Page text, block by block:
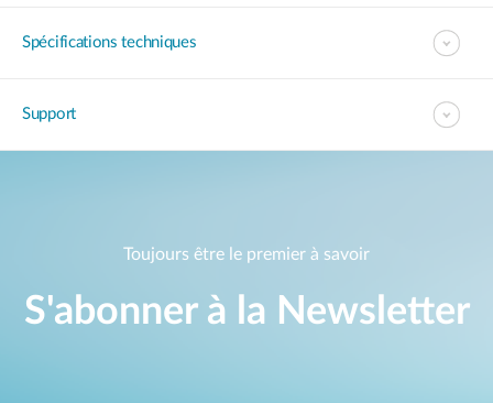
Spécifications techniques
Support
Toujours être le premier à savoir
S'abonner à la Newsletter